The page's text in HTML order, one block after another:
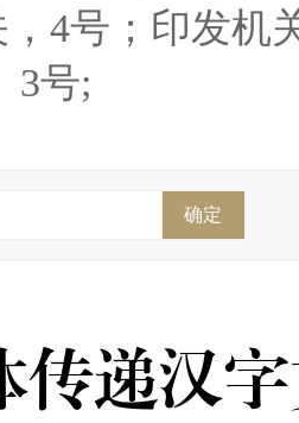
4号；印发机
3号;
确定
传递汉